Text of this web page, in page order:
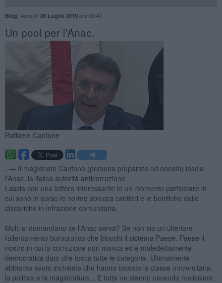
Blog Venerdì 26 Luglio 2019ore 00:47
​Un pool per l'Anac.
Raffaele Cantone
. — Il magistrato Cantone (persona preparata ed onesta) lascia
l'Anac, la italica autorità anticorruzione.
Lascia con una lettera interessante in un momento particolare in
cui sono in corso le norme sblocca cantieri e le bonifiche delle
discariche in infrazione comunitaria.
Molti si domandano se l'Anac serva? Se non sia un ulteriore
rallentamento burocratico che blocchi il sistema Paese. Paese il
nostro in cui la corruzione non manca ed è maledettamente
democratica dato che tocca tutte le categorie. Ultimamente
abbiamo avuto inchieste che hanno toccato la classe universitaria,
la politica e la magistratura... E tutte ne stanno uscendo malissimo.